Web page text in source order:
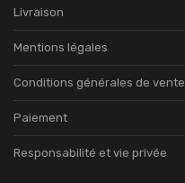
Livraison
Mentions légales
Conditions générales de vente
Paiement
Responsabilité et vie privée